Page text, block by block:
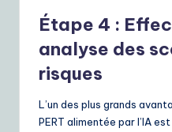
Étape 4 :
analyse des
risques
L’un des plus grands
PERT alimentée par l’IA